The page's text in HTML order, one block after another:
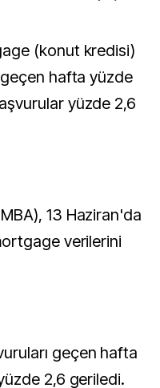
hafta yüzde
yüzde 2,6
13 Haziran'da
verilerini
geçen hafta
2,6 geriledi.